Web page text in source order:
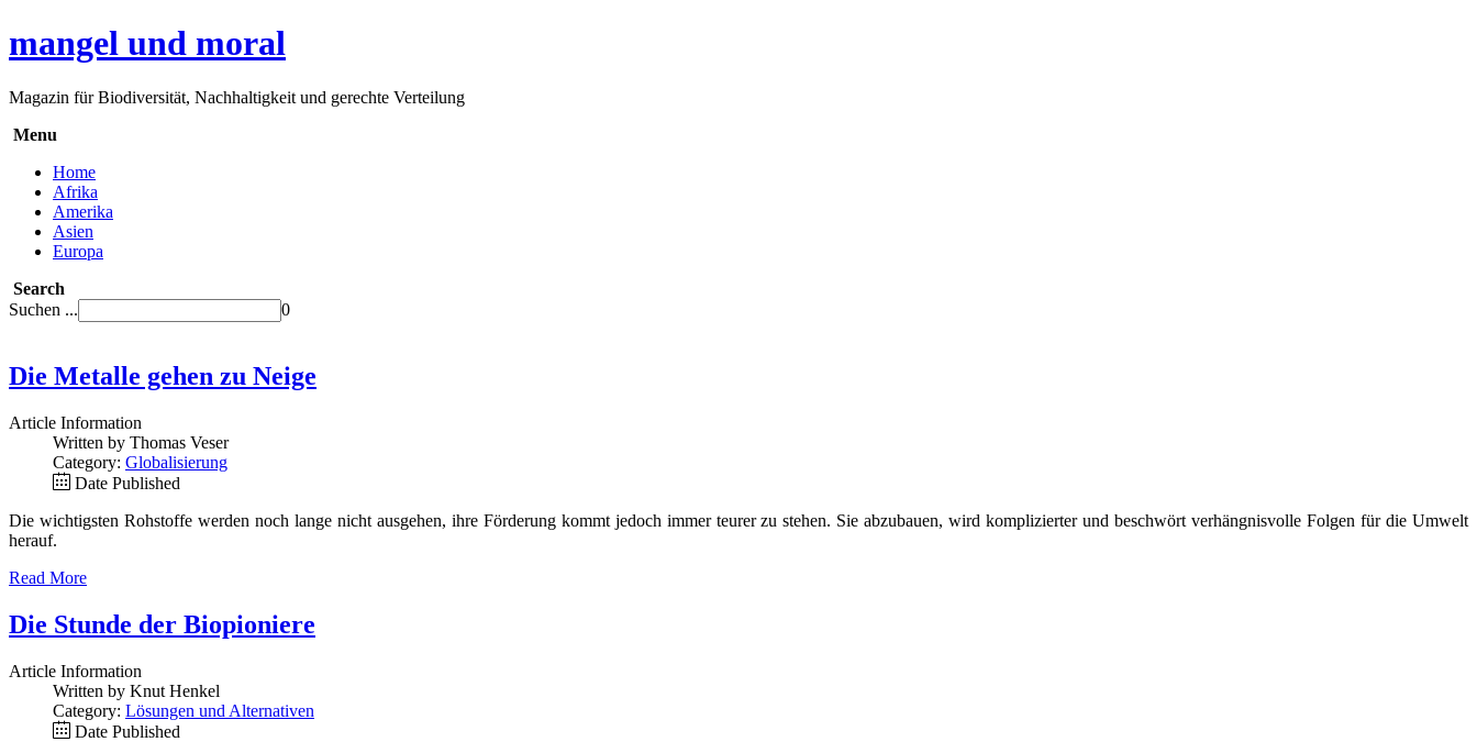
mangel und moral
Magazin für Biodiversität, Nachhaltigkeit und gerechte Verteilung
Menu
Home
Afrika
Amerika
Asien
Europa
Search
Suchen ...
0
Die Metalle gehen zu Neige
Article Information
Written by Thomas Veser
Category: Globalisierung
Date Published
Die wichtigsten Rohstoffe werden noch lange nicht ausgehen, ihre Förderung kommt jedoch immer teurer zu stehen. Sie abzubauen, wird komplizierter und beschwört verhängnisvolle Folgen für die Umwelt
herauf.
Read More
Die Stunde der Biopioniere
Article Information
Written by Knut Henkel
Category: Lösungen und Alternativen
Date Published